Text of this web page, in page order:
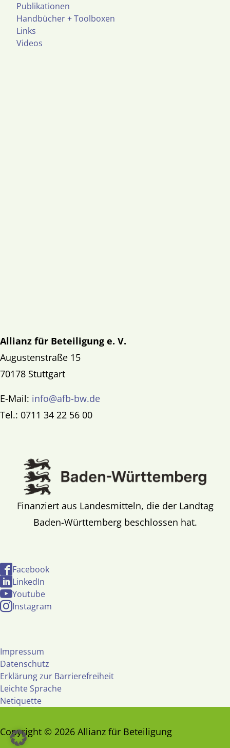
Publikationen
Handbücher + Toolboxen
Links
Videos
Allianz für Beteiligung e. V.
Augustenstraße 15
70178 Stuttgart
E-Mail: info@afb-bw.de
Tel.: 0711 34 22 56 00
Finanziert aus Landesmitteln, die der Landtag
Baden-Württemberg beschlossen hat.
Facebook
LinkedIn
Youtube
Instagram
Impressum
Datenschutz
Erklärung zur Barrierefreiheit
Leichte Sprache
Netiquette
Copyright © 2026 Allianz für Beteiligung